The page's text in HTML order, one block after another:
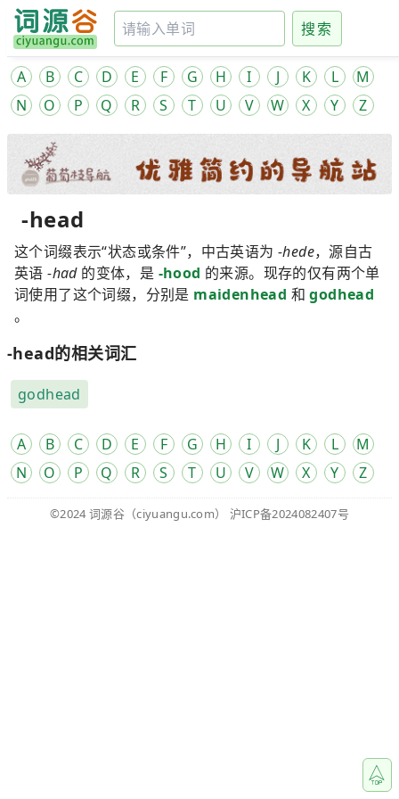
搜索
A B C D E F G H I J K L
M
N
O P Q R S T U V W X Y Z
-head
这个词缀表示“状态或条件”，中古英语为 -hede，源自古
英语-had的变体，是 -hood 的来源。现存的仅有两个单
词使用了这个词缀，分别是 maidenhead 和godhead
。
-head的相关词汇
godhead
A B C D E F G H I J K L
M
N
O P Q R S T U V W X Y Z
©2024 词源谷 （ciyuangu.com） 沪ICP备2024082407号